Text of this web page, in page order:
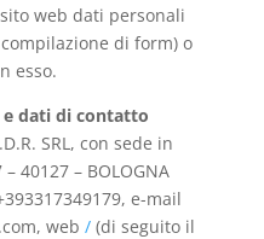
web dati personali
di form) o
esso.
dati di contatto
SRL, con sede in
– 40127 – BOLOGNA
e-mail
web /(di seguito il